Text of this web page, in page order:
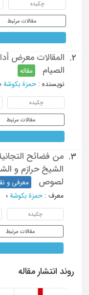
چکیده
مقالات مرتبط
2.
المقالات معرض
الصیام
مقاله
نویسنده : حمزة بکوشة ؛
چکیده
مقالات مرتبط
3.
من فضائح
الشیخ حرازم و
لصوص
معرفی و
معرف : حمزة بکوشة ؛
چکیده
مقالات مرتبط
روند انتشار مقاله